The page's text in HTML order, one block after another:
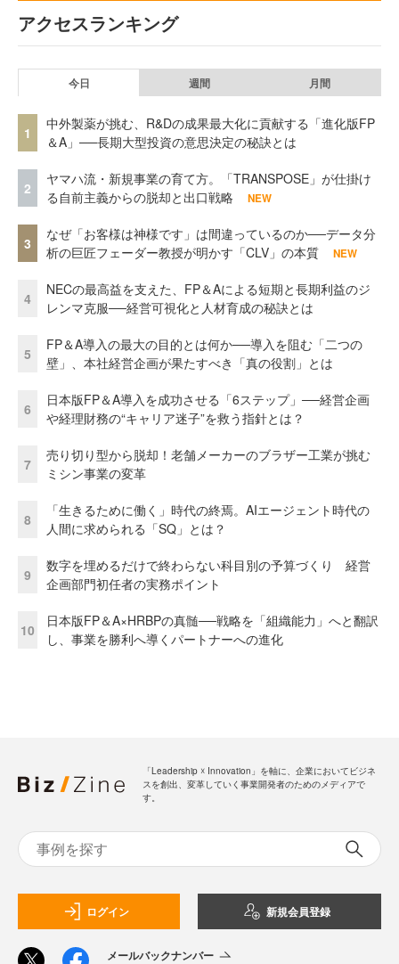
アクセスランキング
今日 週間 月間
1
中外製薬が挑む、R&Dの成果最大化に貢献する「進化版FP
＆A」──長期大型投資の意思決定の秘訣とは
2
ヤマハ流・新規事業の育て方。「TRANSPOSE」が仕掛け
る自前主義からの脱却と出口戦略
NEW
3
なぜ「お客様は神様です」は間違っているのか──データ分
析の巨匠フェーダー教授が明かす「CLV」の本質
NEW
4
NECの最高益を支えた、FP＆Aによる短期と長期利益のジ
レンマ克服──経営可視化と人材育成の秘訣とは
5
FP＆A導入の最大の目的とは何か──導入を阻む「二つの
壁」、本社経営企画が果たすべき「真の役割」とは
6
日本版FP＆A導入を成功させる「6ステップ」──経営企画
や経理財務の“キャリア迷子”を救う指針とは？
7
売り切り型から脱却！老舗メーカーのブラザー工業が挑む
ミシン事業の変革
8
「生きるために働く」時代の終焉。AIエージェント時代の
人間に求められる「SQ」とは？
9
数字を埋めるだけで終わらない科目別の予算づくり 経営
企画部門初任者の実務ポイント
10
日本版FP＆A×HRBPの真髄──戦略を「組織能力」へと翻訳
し、事業を勝利へ導くパートナーへの進化
「Leadership ☓ Innovation」を軸に、企業においてビジネ
スを創出、変革していく事業開発者のためのメディアで
す。
ログイン 新規会員登録
メールバックナンバー